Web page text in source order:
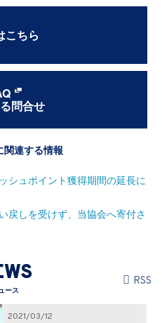
こちら
問合せ
関連する情報
シュポイント獲得期間の延長に
戻しを受けず、当協会へ寄付さ
ース
RSS
2021/03/12